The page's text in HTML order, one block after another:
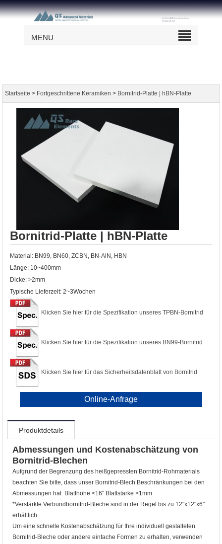
MENU
Startseite > Fortgeschrittene Keramiken > Bornitrid-Platte | hBN-Platte
Bornitrid-Platte | hBN-Platte
Material: BN99, BN60, ZCBN, BN-AlN, HBN
Länge: 10~400mm
Dicke: >2mm
Typische Lieferzeit: 2~3Wochen
Klicken Sie hier für die Spezifikation unseres TPBN-Bornitrid
Klicken Sie hier für die Spezifikation unseres BN99-Bornitrid
Klicken Sie hier für das Sicherheitsdatenblatt von Bornitrid
Online-Anfrage
Produktdetails
Abmessungen und Kostenabschätzung von
Bornitrid-Blechen
Aufgrund der Begrenzung des heißgepressten Bornitrid-Rohmaterials
beachten Sie bitte, dass unser Bornitrid-Blech Beschränkungen bei den
Abmessungen hat. Blatthöhe <16" Blattstärke >1mm
*Verstärkte Verbundbornitrid-Bleche sind in der Regel bis zu 12"x12"x6"
erhältlich.
Um eine schnelle Kostenabschätzung für Ihre individuell gestalteten
Bornitrid-Bleche oder andere einfache Formen zu erhalten, verwenden